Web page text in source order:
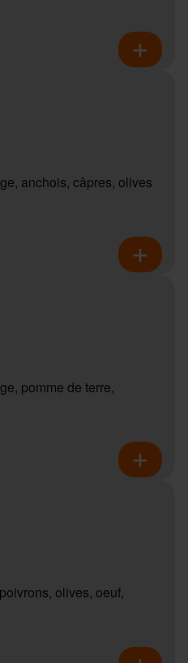
anchois, câpres, olives
pomme de terre,
olives, oeuf,